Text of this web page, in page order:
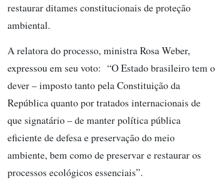
restaurar ditames constitucionais de proteção
ambiental.
A relatora do processo, ministra Rosa Weber,
expressou em seu voto: “O Estado brasileiro tem o
dever – imposto tanto pela Constituição da
República quanto por tratados internacionais de
que signatário – de manter política pública
eficiente de defesa e preservação do meio
ambiente, bem como de preservar e restaurar os
processos ecológicos essenciais”.